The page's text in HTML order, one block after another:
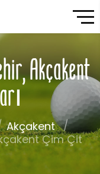
Akçakent
Akçakent
Çim Çit